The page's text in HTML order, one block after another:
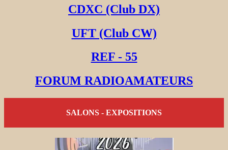
CDXC (Club DX)
UFT (Club CW)
REF - 55
FORUM RADIOAMATEURS
SALONS - EXPOSITIONS